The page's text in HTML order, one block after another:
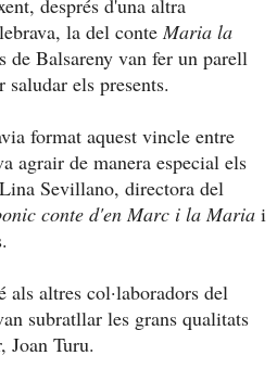
després d'una altra
la del conteMaria la
de Balsareny van fer un parell
saludar els presents.
format aquest vincle entre
agrair de manera especial els
Sevillano, directora del
conte d'en Marc i la Maria i
als altres col·laboradors del
subratllar les grans qualitats
Joan Turu.